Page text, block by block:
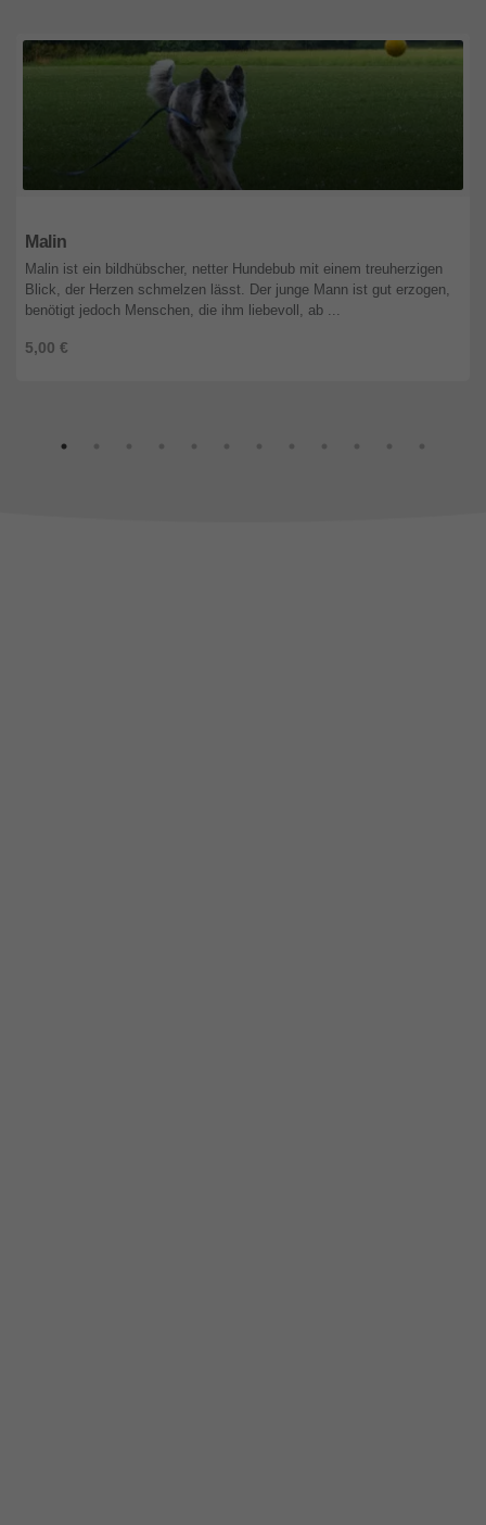
Malin
5,00 €
Malin ist ein bildhübscher, netter Hundebub mit einem treuherzigen
Blick, der Herzen schmelzen lässt. Der junge Mann ist gut erzogen,
benötigt jedoch Menschen, die ihm liebevoll, ab ...